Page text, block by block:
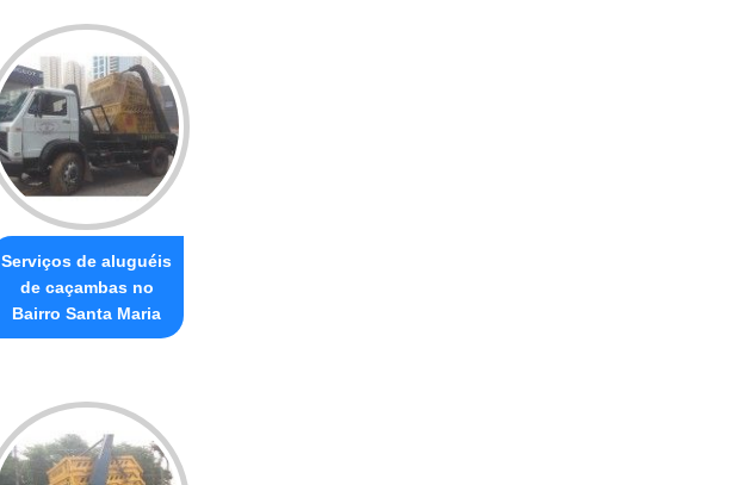
Serviços de aluguéis
de caçambas no
Bairro Santa Maria